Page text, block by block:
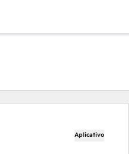
Aplicativo